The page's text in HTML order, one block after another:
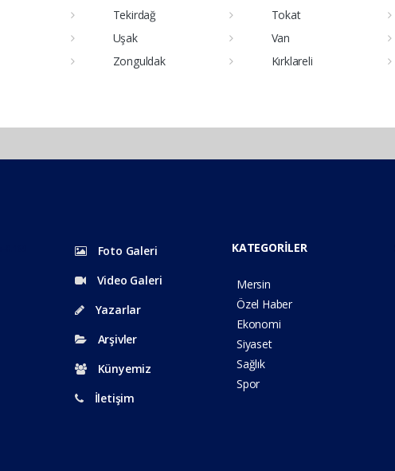
Tekirdağ
Tokat
Uşak
Van
Zonguldak
Kırklareli
Foto Galeri
Video Galeri
Yazarlar
Arşivler
Künyemiz
İletişim
KATEGORİLER
Mersin
Özel Haber
Ekonomi
Siyaset
Sağlık
Spor